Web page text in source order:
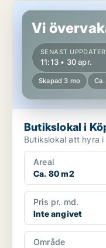
Butikslokal i Köping
Vi
SENAST
11:13 • 30 apr.
Skapad 3 mo
Butikslokal i
Butikslokal att hyra i
Areal
Ca. 80 m2
Pris pr. md.
Inte angivet
Område